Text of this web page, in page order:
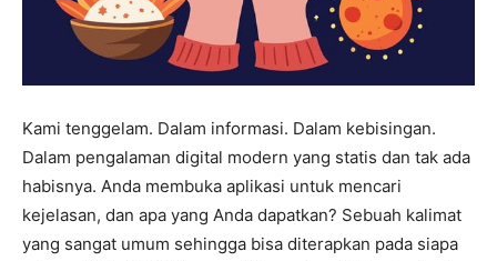
Kami tenggelam. Dalam informasi. Dalam kebisingan.
Dalam pengalaman digital modern yang statis dan tak ada
habisnya. Anda membuka aplikasi untuk mencari
kejelasan, dan apa yang Anda dapatkan? Sebuah kalimat
yang sangat umum sehingga bisa diterapkan pada siapa